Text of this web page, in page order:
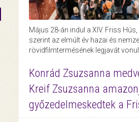
Május 28-án indul a XIV. Friss
szerint az elmúlt év hazai és
rövidfilmtermésének legjavát
Konrád Zsuzsanna
Kreif Zsuzsanna
győzedelmeskedtek a